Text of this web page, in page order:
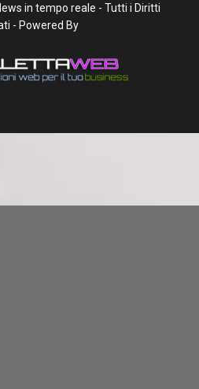
in tempo reale - Tutti i Diritti
- Powered By